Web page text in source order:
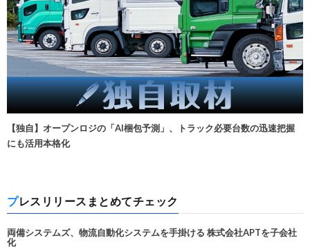
【独自】オープンロジの「AI梱包予測」、トラック必要台数の迅速把握
にも活用本格化
プレスリリースまとめてチェック
両備システムズ、物流自動化システムを手掛ける 株式会社APTを子会社
化